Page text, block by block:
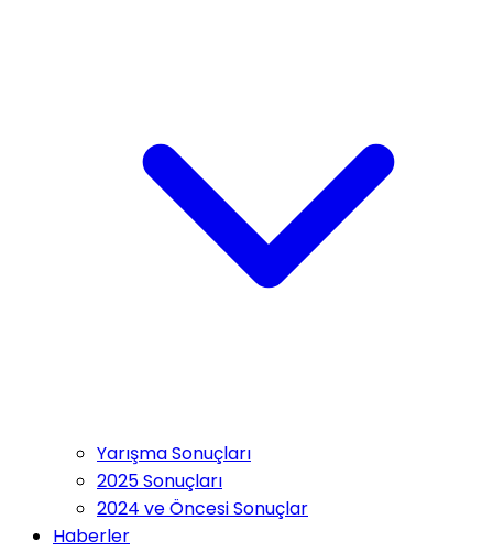
Yarışma Sonuçları
2025 Sonuçları
2024 ve Öncesi Sonuçlar
Haberler